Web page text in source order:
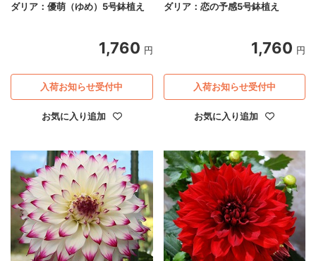
ダリア：優萌（ゆめ）5号鉢植え
1,760 円
お気に入り追加
入荷お知らせ受付中
ダリア：恋の予感5号鉢植え
1,760 円
お気に入り追加
入荷お知らせ受付中